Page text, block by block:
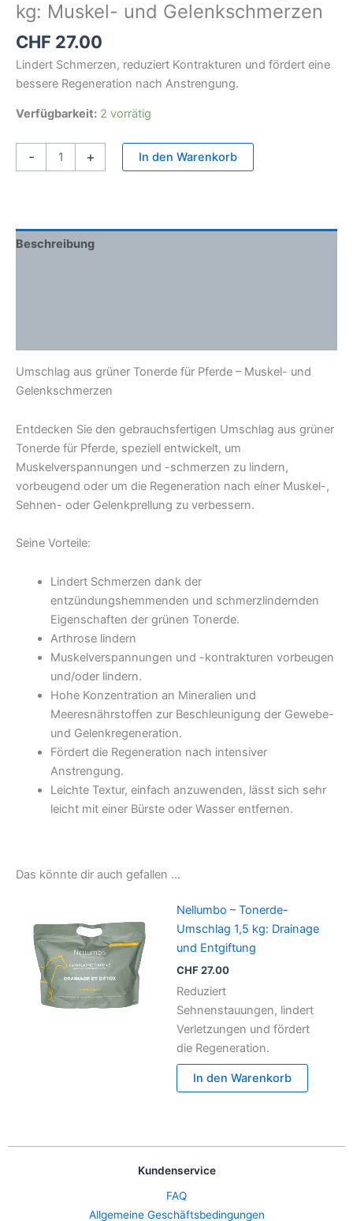
kg: Muskel- und Gelenkschmerzen
CHF 27.00
Lindert Schmerzen, reduziert Kontrakturen und fördert eine
bessere Regeneration nach Anstrengung.
Verfügbarkeit: 2 vorrätig
- + In den Warenkorb
Beschreibung
Umschlag aus grüner Tonerde für Pferde – Muskel- und
Gelenkschmerzen
Entdecken Sie den gebrauchsfertigen Umschlag aus grüner
Tonerde für Pferde, speziell entwickelt, um
Muskelverspannungen und -schmerzen zu lindern,
vorbeugend oder um die Regeneration nach einer Muskel-,
Sehnen- oder Gelenkprellung zu verbessern.
Seine Vorteile:
Lindert Schmerzen dank der
entzündungshemmenden und schmerzlindernden
Eigenschaften der grünen Tonerde.
Arthrose lindern
Muskelverspannungen und -kontrakturen vorbeugen
und/oder lindern.
Hohe Konzentration an Mineralien und
Meeresnährstoffen zur Beschleunigung der Gewebe-
und Gelenkregeneration.
Fördert die Regeneration nach intensiver
Anstrengung.
Leichte Textur, einfach anzuwenden, lässt sich sehr
leicht mit einer Bürste oder Wasser entfernen.
Das könnte dir auch gefallen …
Nellumbo – Tonerde-
Umschlag 1,5 kg: Drainage
und Entgiftung
CHF27.00
Reduziert
Sehnenstauungen, lindert
Verletzungen und fördert
die Regeneration.
In den Warenkorb
Kundenservice
FAQ
Allgemeine Geschäftsbedingungen